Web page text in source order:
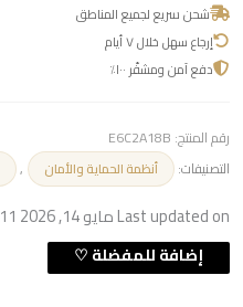
شحن سريع لجميع المناطق
إرجاع سهل خلال ٧ أيام
دفع آمن ومشفّر ١٠٠٪
رقم المنتج: E6C2A18B
التصنيفات:
أنظمة الحماية والأمان ,
Last updated on مايو 14, 2026 6:11 ص